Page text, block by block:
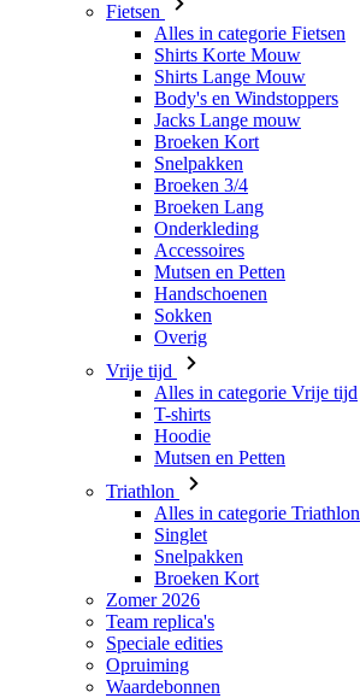
Fietsen
Alles in categorie Fietsen
Shirts Korte Mouw
Shirts Lange Mouw
Body's en Windstoppers
Jacks Lange mouw
Broeken Kort
Snelpakken
Broeken 3/4
Broeken Lang
Onderkleding
Accessoires
Mutsen en Petten
Handschoenen
Sokken
Overig
Vrije tijd
Alles in categorie Vrije tijd
T-shirts
Hoodie
Mutsen en Petten
Triathlon
Alles in categorie Triathlon
Singlet
Snelpakken
Broeken Kort
Zomer 2026
Team replica's
Speciale edities
Opruiming
Waardebonnen